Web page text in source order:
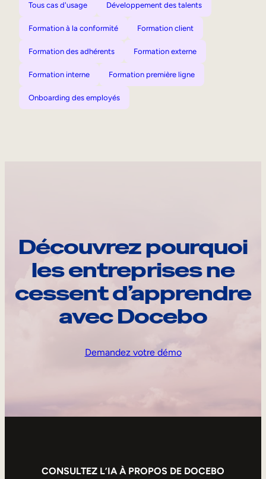
Tous cas d'usage Développement des talents
Formation à la conformité Formation client
Formation des adhérents Formation externe
Formation interne Formation première ligne
Onboarding des employés
Découvrez pourquoi
les entreprises ne
cessent d’apprendre
avec Docebo
Demandez votre démo
CONSULTEZ L’IA À PROPOS DE DOCEBO